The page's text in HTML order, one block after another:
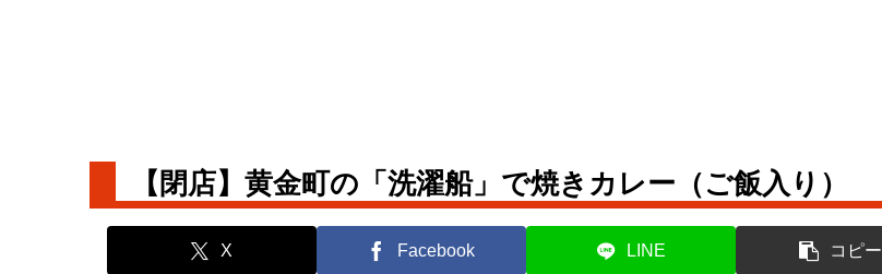
【閉店】黄金町の「洗濯船」で焼きカレー（ご飯入り）
X Facebook LINE コピー